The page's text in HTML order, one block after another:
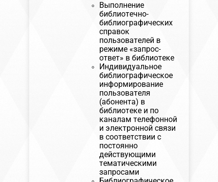
Выполнение
библиотечно-
библиографических
справок
пользователей в
режиме «запрос-
ответ» в библиотеке
Индивидуальное
библиографическое
информирование
пользователя
(абонента) в
библиотеке и по
каналам телефонной
и электронной связи
в соответствии с
постоянно
действующими
тематическими
запросами